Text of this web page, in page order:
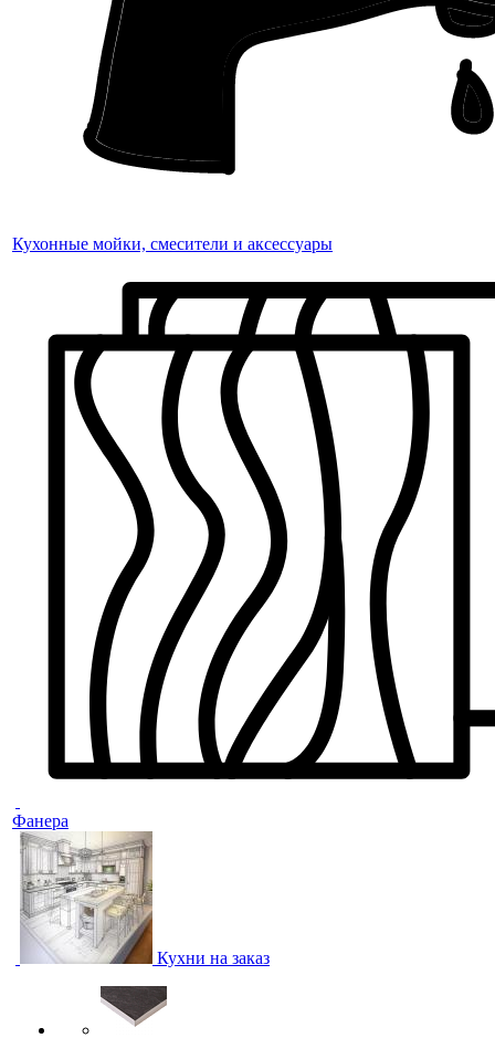
Кухонные мойки, смесители и аксессуары
Фанера
Кухни на заказ